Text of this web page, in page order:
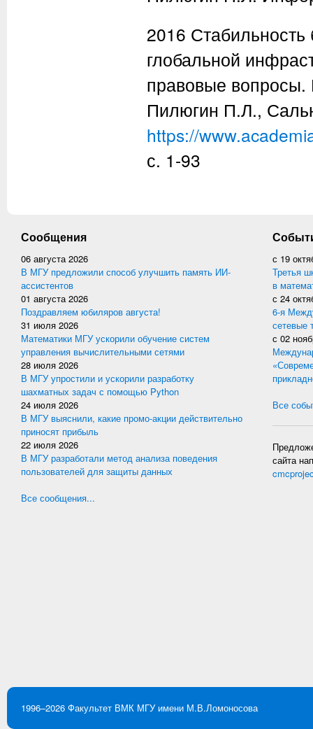
2016 Стабильность
глобальной
правовые
Пилюгин П.Л.,
https://
с. 1-93
Сообщения
06 августа 2026
В МГУ предложили способ улучшить память ИИ-
ассистентов
01 августа 2026
Поздравляем юбиляров августа!
31 июля 2026
Математики МГУ ускорили обучение систем
управления вычислительными сетями
28 июля 2026
В МГУ упростили и ускорили разработку
шахматных задач с помощью Python
24 июля 2026
В МГУ выяснили, какие промо-акции действительно
приносят прибыль
22 июля 2026
В МГУ разработали метод анализа поведения
пользователей для защиты данных
Все сообщения...
с 19
Третья
в
с 24
6-я
сетевые
с 02
Все
сайта
1996–2026 Факультет ВМК МГУ имени М.В.Ломоносова